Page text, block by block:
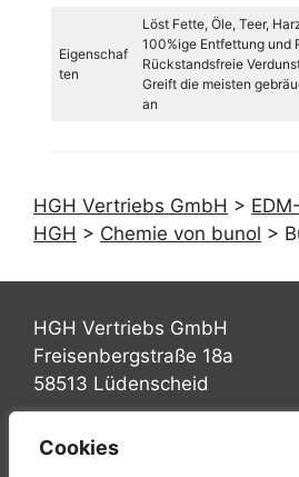
Cookies
Eigenschaf
ten
Löst Fette, Öle, Teer,
100%ige Entfettung und
Rückstandsfreie
Greift die meisten
an
HGH Vertriebs GmbH >
HGH > Chemie von bunol >
HGH Vertriebs GmbH
Freisenbergstraße 18a
58513 Lüdenscheid
Tel.: +49 (0) 2351 947570